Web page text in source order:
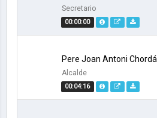
00:00:00
Secretario
00:04:16
Pere Joan Antoni Chordá
Alcalde